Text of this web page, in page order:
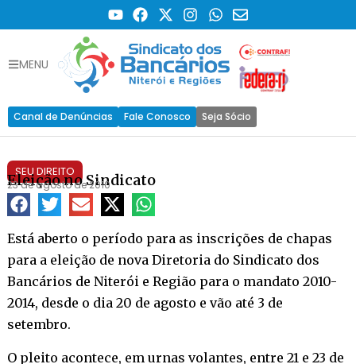
MENU
Canal de Denúncias Fale Conosco Seja Sócio
SEU DIREITO
Eleição no Sindicato
23 de agosto de 2010
Está aberto o período para as inscrições de chapas
para a eleição de nova Diretoria do Sindicato dos
Bancários de Niterói e Região para o mandato 2010-
2014, desde o dia 20 de agosto e vão até 3 de
setembro.
O pleito acontece, em urnas volantes, entre 21 e 23 de